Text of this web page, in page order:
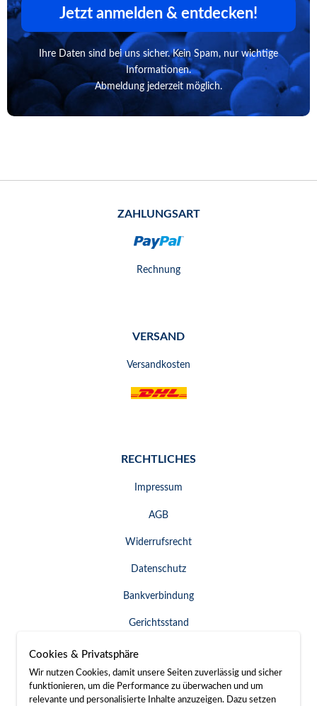
Jetzt anmelden & entdecken!
Ihre Daten sind bei uns sicher. Kein Spam, nur wichtige
Informationen.
Abmeldung jederzeit möglich.
ZAHLUNGSART
Rechnung
VERSAND
Versandkosten
RECHTLICHES
Impressum
AGB
Widerrufsrecht
Datenschutz
Bankverbindung
Gerichtsstand
Widerruf erklären
Cookies & Privatsphäre
Wir nutzen Cookies, damit unsere Seiten zuverlässig und sicher
funktionieren, um die Performance zu überwachen und um
relevante und personalisierte Inhalte anzuzeigen. Dazu setzen